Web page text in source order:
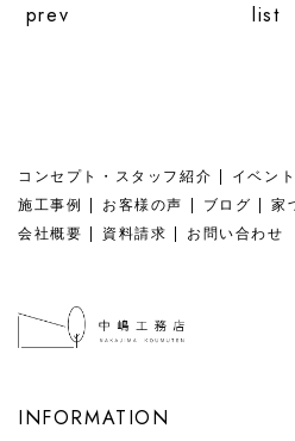
prev list
コンセプト・スタッフ紹介 イベン
施工事例
お客様の声 ブログ 家
会社概要
資料請求 お問い合わせ
INFORMATION